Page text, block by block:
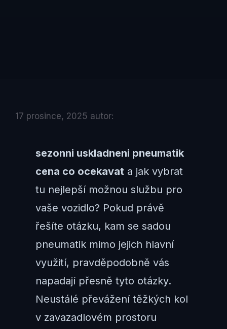
17 prosince, 2025 autor:
sezonni uskladneni pneumatik
cena co ocekavat a jak vybrat
tu nejlepší možnou službu pro
vaše vozidlo? Pokud právě
řešíte otázku, kam se sadou
pneumatik mimo jejich hlavní
využití, pravděpodobně vás
napadají přesně tyto otázky.
Neustálé převážení těžkých kol
v zavazadlovém prostoru